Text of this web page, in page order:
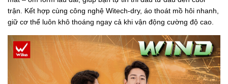
trận. Kết hợp cùng công nghệ Witech-dry, áo thoát mồ hôi nhanh,
giữ cơ thể luôn khô thoáng ngay cả khi vận động cường độ cao.